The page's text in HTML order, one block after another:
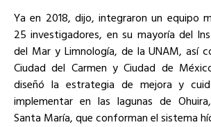
Ya en 2018, dijo, integraron un equipo
25 investigadores, en su mayoría del
del Mar y Limnología, de la UNAM, así
Ciudad del Carmen y Ciudad de
diseñó la estrategia de mejora y
implementar en las lagunas de
Santa María, que conforman el sistema